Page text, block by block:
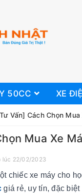
50CC XE
Vấn] Cách Chọn
Mua Xe
lúc 22/02/2023
chiếc xe máy cho
giá rẻ, uy tín, đặc